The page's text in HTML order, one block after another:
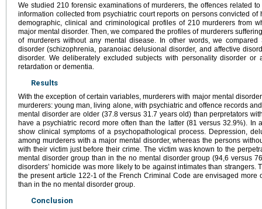
We studied 210 forensic examinations of murderers, the offences related
information collected from psychiatric court reports on persons convicted
demographic, clinical and criminological profiles of 210 murderers from
major mental disorder. Then, we compared the profiles of murderers
of murderers without any mental disease. In other words, we
disorder (schizophrenia, paranoiac delusional disorder, and affective
disorder. We deliberately excluded subjects with personality disorder or
retardation or dementia.
Results
With the exception of certain variables, murderers with major mental
murderers: young man, living alone, with psychiatric and offence records
mental disorder are older (37.8 versus 31.7 years old) than perpretators
have a psychiatric record more often than the latter (81 versus 32.9%). In
show clinical symptoms of a psychopathological process. Depression,
among murderers with a major mental disorder, whereas the persons
with their victim just before their crime. The victim was known to the
mental disorder group than in the no mental disorder group (94,6 versus
disorders’ homicide was more likely to be against intimates than strangers.
the present article 122-1 of the French Criminal Code are envisaged more
than in the no mental disorder group.
Conclusion